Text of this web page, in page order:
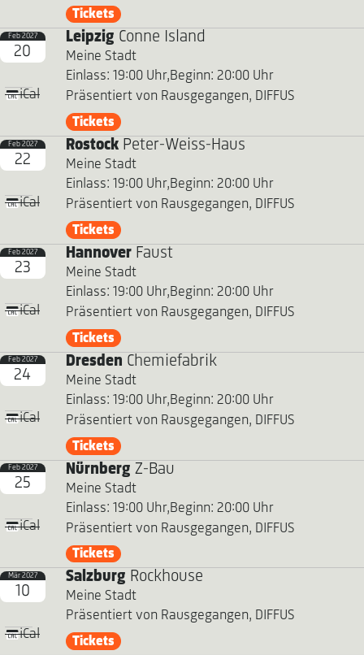
Tickets
Feb 2027
20
iCal
Leipzig Conne Island
Meine Stadt
Einlass: 19:00 Uhr,Beginn: 20:00 Uhr
Präsentiert von Rausgegangen, DIFFUS
Tickets
Feb 2027
22
iCal
RostockPeter-Weiss-Haus
Meine Stadt
Einlass: 19:00 Uhr,Beginn: 20:00 Uhr
Präsentiert von Rausgegangen, DIFFUS
Tickets
Feb 2027
23
iCal
HannoverFaust
Meine Stadt
Einlass: 19:00 Uhr,Beginn: 20:00 Uhr
Präsentiert von Rausgegangen, DIFFUS
Tickets
Feb 2027
24
iCal
Dresden Chemiefabrik
Meine Stadt
Einlass: 19:00 Uhr,Beginn: 20:00 Uhr
Präsentiert von Rausgegangen, DIFFUS
Tickets
Feb 2027
25
iCal
Nürnberg Z-Bau
Meine Stadt
Einlass: 19:00 Uhr,Beginn: 20:00 Uhr
Präsentiert von Rausgegangen, DIFFUS
Tickets
Mär 2027
10
iCal
Salzburg Rockhouse
Meine Stadt
Präsentiert von Rausgegangen, DIFFUS
Tickets